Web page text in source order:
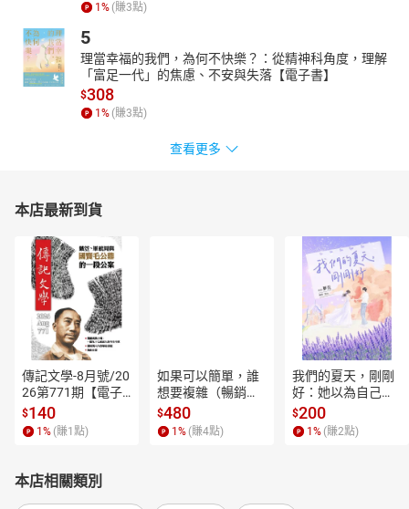
1 % (賺3點)
5
理當幸福的我們，為何不快樂？：從精神科角度，理解
「富足一代」的焦慮、不安與失落【電子書】
$308
1 % (賺3點)
查看更多
本店最新到貨
傳記文學-8月號/20
26第771期【電子
書】
$140
1% (賺1點)
如果可以簡單，誰
想要複雜（暢銷經
典新編版）【電子
書】
$480
1% (賺4點)
我們的夏天，剛剛
好：她以為自己只
是逃離一段失敗的
愛，卻在薰衣草盛
開的山裡，重新學
$200
1% (賺2點)
本店相關類別